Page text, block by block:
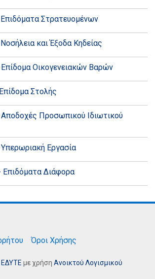
Στρατευομένων
και Έξοδα Κηδείας
Οικογενειακών Βαρών
Στολής
Προσωπικού Ιδιωτικού
Εργασία
Διάφορα
Όροι Χρήσης
ΕΔΥΤΕ με χρήση Ανοικτού Λογισμικού